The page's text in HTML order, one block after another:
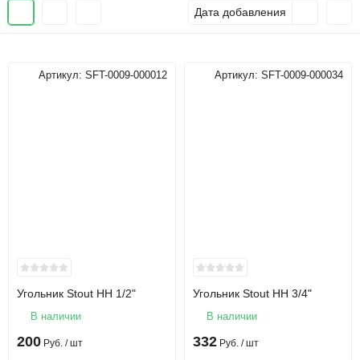
Дата добавления
Артикул: SFT-0009-000012
Угольник Stout НН 1/2"
В наличии
200 Руб. / шт
Артикул: SFT-0009-000034
Угольник Stout НН 3/4"
В наличии
332 Руб. / шт